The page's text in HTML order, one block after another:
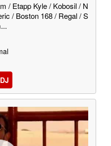
/ Etapp Kyle / Kobosil / N
/ Boston 168 / Regal / S